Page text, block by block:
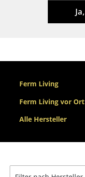
Bürodrehstühle
Konferenzstühle
... alle Sitzmöbel
Ferm Living
Ferm Living vor Ort
Alle Hersteller